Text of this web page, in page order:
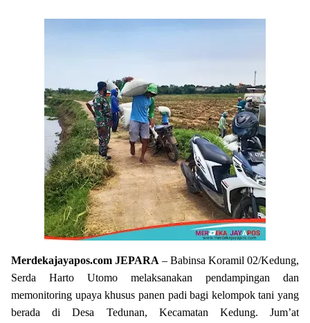
Merdekajayapos.com JEPARA – Babinsa Koramil 02/Kedung,
Serda Harto Utomo melaksanakan pendampingan dan
memonitoring upaya khusus panen padi bagi kelompok tani yang
berada di Desa Tedunan, Kecamatan Kedung. Jum’at